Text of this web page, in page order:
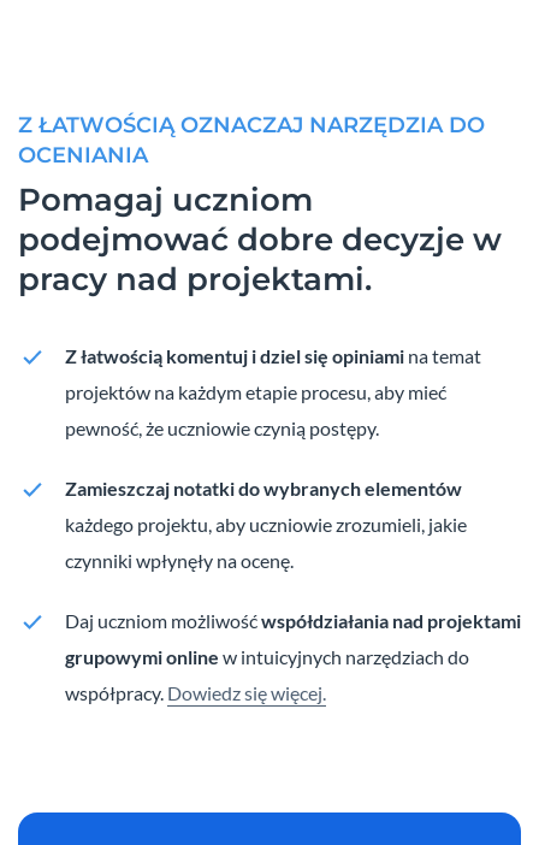
Z ŁATWOŚCIĄ OZNACZAJ NARZĘDZIA DO
OCENIANIA
Pomagaj uczniom
podejmować dobre decyzje w
pracy nad projektami.
Z łatwością komentuj i dziel się opiniami na temat
projektów na każdym etapie procesu, aby mieć
pewność, że uczniowie czynią postępy.
Zamieszczaj notatki do wybranych elementów
każdego projektu, aby uczniowie zrozumieli, jakie
czynniki wpłynęły na ocenę.
Daj uczniom możliwośćwspółdziałania nad projektami
grupowymi online w intuicyjnych narzędziach do
współpracy. Dowiedz się więcej.